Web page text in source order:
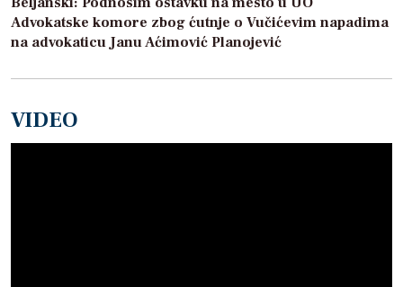
Advokatske komore zbog ćutnje o Vučićevim napadima
na advokaticu Janu Aćimović Planojević
VIDEO